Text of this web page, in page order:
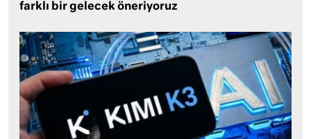
farklı bir gelecek öneriyoruz